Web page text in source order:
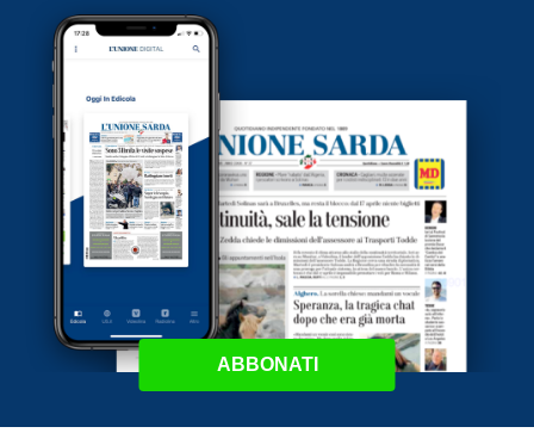
ABBONATI